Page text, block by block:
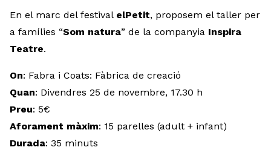
En el marc del festival elPetit, proposem el taller per
a famílies “Som natura” de la companyia Inspira
Teatre.
On: Fabra i Coats: Fàbrica de creació
Quan: Divendres 25 de novembre, 17.30 h
Preu: 5€
Aforament màxim: 15 parelles (adult + infant)
Durada: 35 minuts